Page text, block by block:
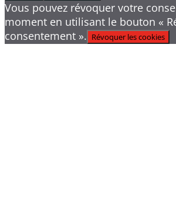
Vous pouvez révoquer votre
moment en utilisant le bouton «
consentement ». Révoquer les cookies